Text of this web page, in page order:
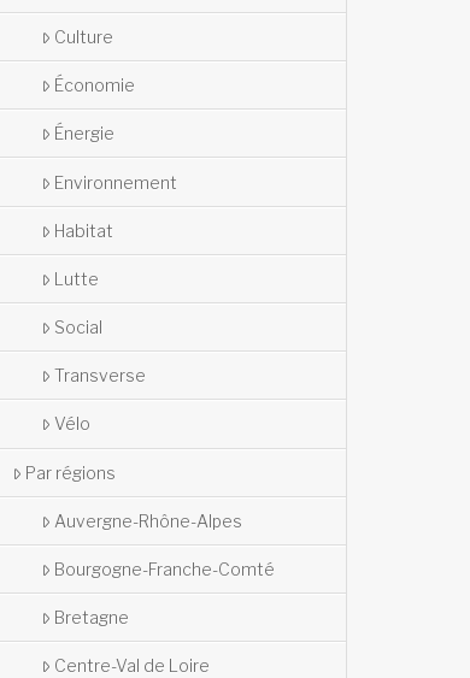
Culture
Économie
Énergie
Environnement
Habitat
Lutte
Social
Transverse
Vélo
Par régions
Auvergne-Rhône-Alpes
Bourgogne-Franche-Comté
Bretagne
Centre-Val de Loire